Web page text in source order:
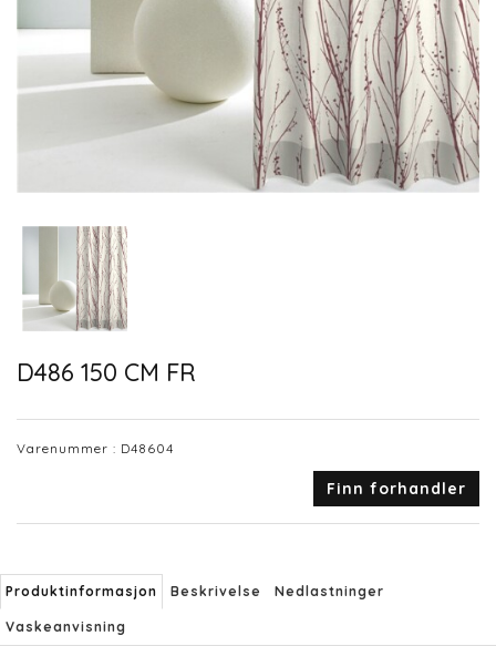
D486 150 CM FR
Varenummer : D48604
Finn forhandler
Produktinformasjon Beskrivelse Nedlastninger
Vaskeanvisning